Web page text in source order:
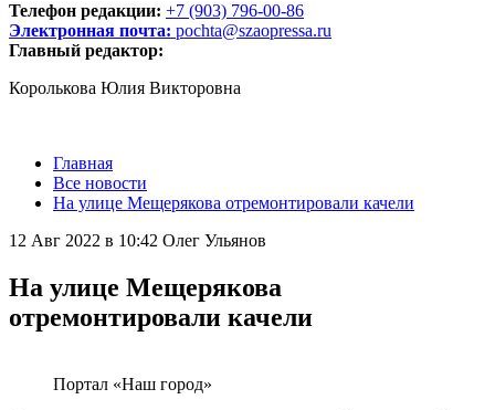
Телефон редакции: +7 (903) 796-00-86
Электронная почта: pochta@szaopressa.ru
Главный редактор:
Королькова Юлия Викторовна
Главная
Все новости
На улице Мещерякова отремонтировали качели
12 Авг 2022 в 10:42 Олег Ульянов
На улице Мещерякова
отремонтировали качели
Портал «Наш город»